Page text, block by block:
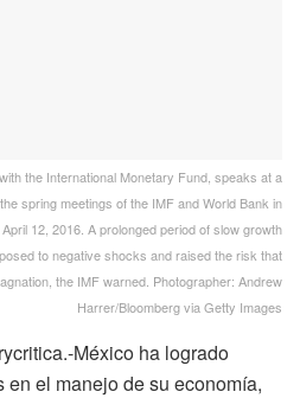
the International Monetary Fund, speaks at a
spring meetings of the IMF and World Bank in
12, 2016. A prolonged period of slow growth
to negative shocks and raised the risk that
the IMF warned. Photographer: Andrew
Harrer/Bloomberg via Getty Images
México ha logrado
el manejo de su economía,